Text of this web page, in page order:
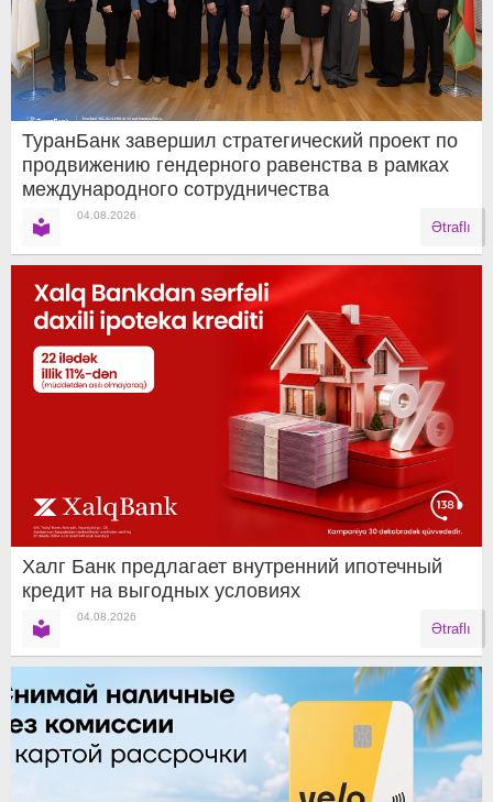
ТуранБанк завершил стратегический проект по
продвижению гендерного равенства в рамках
международного сотрудничества
04.08.2026
Ətraflı
Халг Банк предлагает внутренний ипотечный
кредит на выгодных условиях
04.08.2026
Ətraflı